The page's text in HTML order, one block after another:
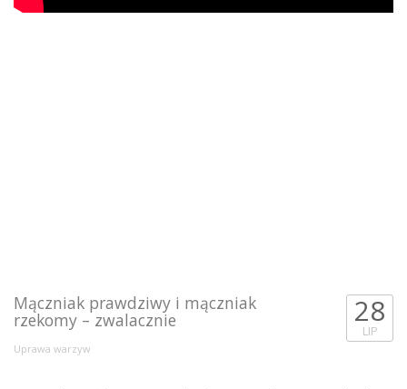
Mączniak prawdziwy i mączniak
rzekomy – zwalacznie
Uprawa warzyw
28
LIP